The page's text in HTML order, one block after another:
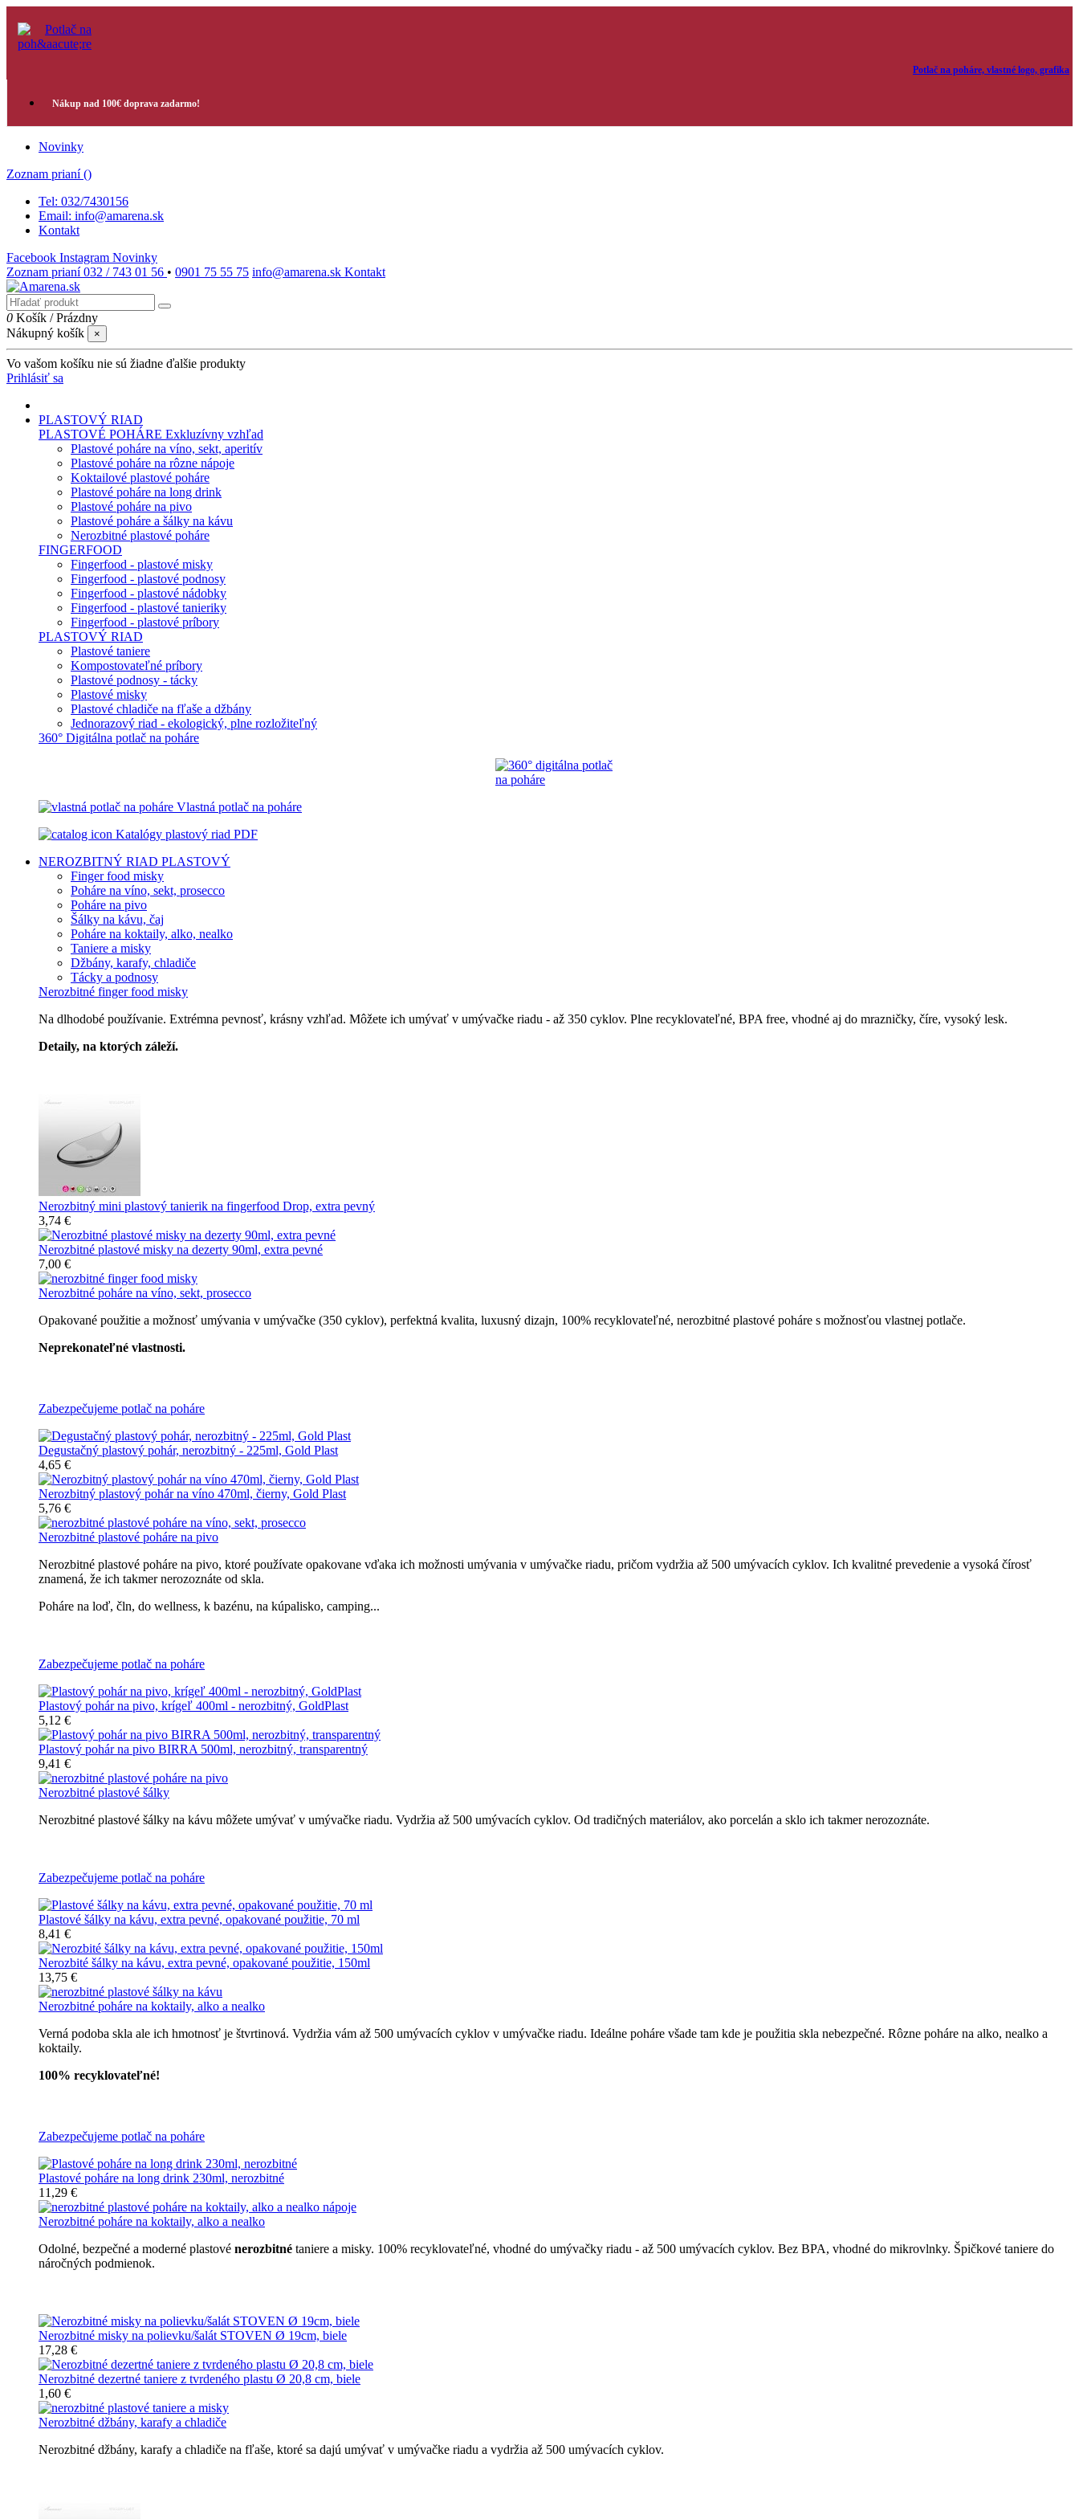
Potlač na poháre, vlastné logo, grafika
Nákup nad 100€ doprava zadarmo!
Novinky
Zoznam prianí ()
Tel: 032/7430156
Email: info@amarena.sk
Kontakt
Facebook Instagram Novinky
Zoznam prianí 032 / 743 01 56 • 0901 75 55 75 info@amarena.sk Kontakt
0 Košík /Prázdny
Nákupný košík
×
Vo vašom košíku nie sú žiadne ďalšie produkty
Prihlásiť sa
PLASTOVÝ RIAD
PLASTOVÉ POHÁRE Exkluzívny vzhľad
Plastové poháre na víno, sekt, aperitív
Plastové poháre na rôzne nápoje
Koktailové plastové poháre
Plastové poháre na long drink
Plastové poháre na pivo
Plastové poháre a šálky na kávu
Nerozbitné plastové poháre
FINGERFOOD
Fingerfood - plastové misky
Fingerfood - plastové podnosy
Fingerfood - plastové nádobky
Fingerfood - plastové tanieriky
Fingerfood - plastové príbory
PLASTOVÝ RIAD
Plastové taniere
Kompostovateľné príbory
Plastové podnosy - tácky
Plastové misky
Plastové chladiče na fľaše a džbány
Jednorazový riad - ekologický, plne rozložiteľný
360° Digitálna potlač na poháre
Vlastná potlač na poháre
Katalógy plastový riad PDF
NEROZBITNÝ RIAD PLASTOVÝ
Finger food misky
Poháre na víno, sekt, prosecco
Poháre na pivo
Šálky na kávu, čaj
Poháre na koktaily, alko, nealko
Taniere a misky
Džbány, karafy, chladiče
Tácky a podnosy
Nerozbitné finger food misky
Na dlhodobé používanie. Extrémna pevnosť, krásny vzhľad. Môžete ich umývať v umývačke riadu - až 350 cyklov. Plne recyklovateľné, BPA free, vhodné aj do mrazničky, číre, vysoký lesk.
Detaily, na ktorých záleží.
Nerozbitný mini plastový tanierik na fingerfood Drop, extra pevný
3,74 €
Nerozbitné plastové misky na dezerty 90ml, extra pevné
7,00 €
Nerozbitné poháre na víno, sekt, prosecco
Opakované použitie a možnosť umývania v umývačke (350 cyklov), perfektná kvalita, luxusný dizajn, 100% recyklovateľné, nerozbitné plastové poháre s možnosťou vlastnej potlače.
Neprekonateľné vlastnosti.
Zabezpečujeme potlač na poháre
Degustačný plastový pohár, nerozbitný - 225ml, Gold Plast
4,65 €
Nerozbitný plastový pohár na víno 470ml, čierny, Gold Plast
5,76 €
Nerozbitné plastové poháre na pivo
Nerozbitné plastové poháre na pivo, ktoré používate opakovane vďaka ich možnosti umývania v umývačke riadu, pričom vydržia až 500 umývacích cyklov. Ich kvalitné prevedenie a vysoká čírosť
znamená, že ich takmer nerozoznáte od skla.
Poháre na loď, čln, do wellness, k bazénu, na kúpalisko, camping...
Zabezpečujeme potlač na poháre
Plastový pohár na pivo, krígeľ 400ml - nerozbitný, GoldPlast
5,12 €
Plastový pohár na pivo BIRRA 500ml, nerozbitný, transparentný
9,41 €
Nerozbitné plastové šálky
Nerozbitné plastové šálky na kávu môžete umývať v umývačke riadu. Vydržia až 500 umývacích cyklov. Od tradičných materiálov, ako porcelán a sklo ich takmer nerozoznáte.
Zabezpečujeme potlač na poháre
Plastové šálky na kávu, extra pevné, opakované použitie, 70 ml
8,41 €
Nerozbité šálky na kávu, extra pevné, opakované použitie, 150ml
13,75 €
Nerozbitné poháre na koktaily, alko a nealko
Verná podoba skla ale ich hmotnosť je štvrtinová. Vydržia vám až 500 umývacích cyklov v umývačke riadu. Ideálne poháre všade tam kde je použitia skla nebezpečné. Rôzne poháre na alko, nealko a
koktaily.
100% recyklovateľné!
Zabezpečujeme potlač na poháre
Plastové poháre na long drink 230ml, nerozbitné
11,29 €
Nerozbitné poháre na koktaily, alko a nealko
Odolné, bezpečné a moderné plastové nerozbitné taniere a misky. 100% recyklovateľné, vhodné do umývačky riadu - až 500 umývacích cyklov. Bez BPA, vhodné do mikrovlnky. Špičkové taniere do
náročných podmienok.
Nerozbitné misky na polievku/šalát STOVEN Ø 19cm, biele
17,28 €
Nerozbitné dezertné taniere z tvrdeného plastu Ø 20,8 cm, biele
1,60 €
Nerozbitné džbány, karafy a chladiče
Nerozbitné džbány, karafy a chladiče na fľaše, ktoré sa dajú umývať v umývačke riadu a vydržia až 500 umývacích cyklov.